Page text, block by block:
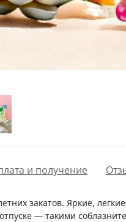
и получение
закатов. Яркие,
— такими